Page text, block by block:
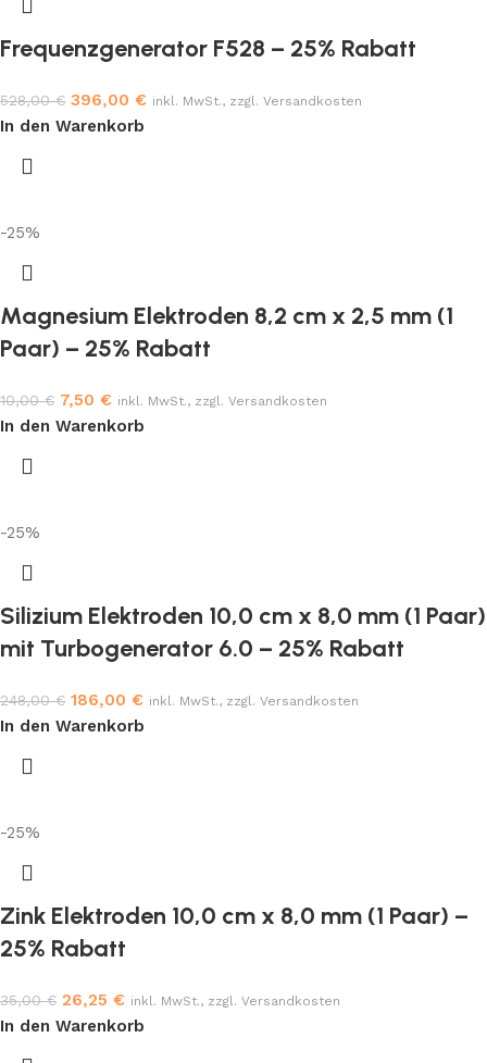
Frequenzgenerator F528 – 25% Rabatt
528,00€ 396,00 € inkl. MwSt., zzgl. Versandkosten
In den Warenkorb
-25%
Magnesium Elektroden 8,2 cm x 2,5 mm (1
Paar) – 25% Rabatt
10,00€ 7,50 € inkl. MwSt., zzgl. Versandkosten
In den Warenkorb
-25%
Silizium Elektroden 10,0 cm x 8,0 mm (1 Paar)
mit Turbogenerator 6.0 – 25% Rabatt
248,00€ 186,00 € inkl. MwSt., zzgl. Versandkosten
In den Warenkorb
-25%
Zink Elektroden 10,0 cm x 8,0 mm (1 Paar) –
25% Rabatt
35,00€ 26,25 € inkl. MwSt., zzgl. Versandkosten
In den Warenkorb